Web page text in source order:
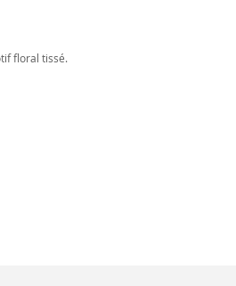
floral tissé.